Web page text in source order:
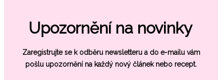
Upozornění na novinky
Zaregistrujte se k odběru newsletteru a do e-mailu vám
pošlu upozornění na každý nový článek nebo recept.